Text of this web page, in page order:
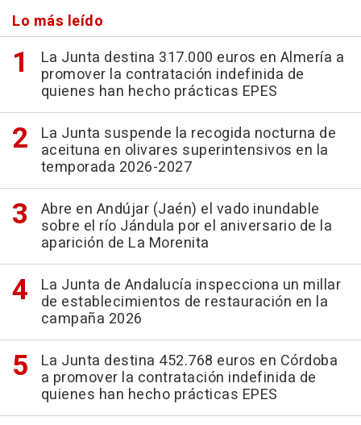
Lo más leído
La Junta destina 317.000 euros en Almería a
promover la contratación indefinida de
quienes han hecho prácticas EPES
La Junta suspende la recogida nocturna de
aceituna en olivares superintensivos en la
temporada 2026-2027
Abre en Andújar (Jaén) el vado inundable
sobre el río Jándula por el aniversario de la
aparición de La Morenita
La Junta de Andalucía inspecciona un millar
de establecimientos de restauración en la
campaña 2026
La Junta destina 452.768 euros en Córdoba
a promover la contratación indefinida de
quienes han hecho prácticas EPES